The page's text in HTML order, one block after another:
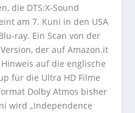
die DTS:X-Sound
am 7. Kuni in den USA
ray. Ein Scan von der
der auf Amazon.it
auf die englische
für die Ultra HD Filme
Dolby Atmos bisher
wird „Independence